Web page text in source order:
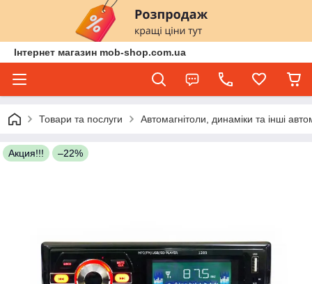
Інтернет магазин mob-shop.com.ua
Товари та послуги Автомагнітоли, динаміки та інші
Акция!!! –22%